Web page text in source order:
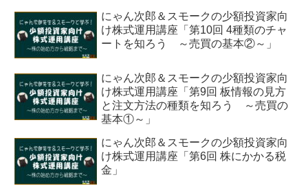
にゃん次郎＆スモークの少額投資家向
け株式運用講座「第10回 4種類のチャ
ートを知ろう ～売買の基本②～」
にゃん次郎＆スモークの少額投資家向
け株式運用講座「第9回 板情報の見方
と注文方法の種類を知ろう ～売買の
基本①～」
にゃん次郎＆スモークの少額投資家向
け株式運用講座「第6回 株にかかる税
金」